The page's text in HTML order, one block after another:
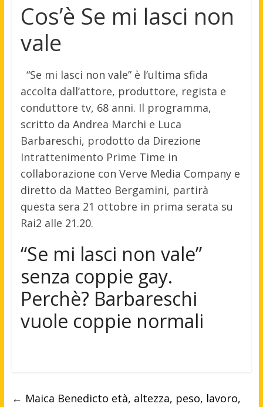
Cos’è Se mi lasci non
vale
“Se mi lasci non vale” è l’ultima sfida
accolta dall’attore, produttore, regista e
conduttore tv, 68 anni. Il programma,
scritto da Andrea Marchi e Luca
Barbareschi, prodotto da Direzione
Intrattenimento Prime Time in
collaborazione con Verve Media Company e
diretto da Matteo Bergamini, partirà
questa sera 21 ottobre in prima serata su
Rai2 alle 21.20.
“Se mi lasci non vale”
senza coppie gay.
Perchè? Barbareschi
vuole coppie normali
← Maica Benedicto età, altezza, peso, lavoro,